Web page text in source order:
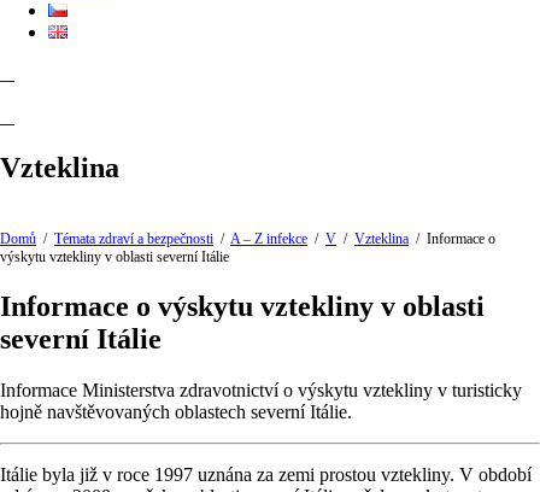
Vzteklina
Domů / Témata zdraví a bezpečnosti / A – Z infekce / V / Vzteklina / Informace o
výskytu vztekliny v oblasti severní Itálie
Informace o výskytu vztekliny v oblasti
severní Itálie
Informace Ministerstva zdravotnictví o výskytu vztekliny v turisticky
hojně navštěvovaných oblastech severní Itálie.
Itálie byla již v roce 1997 uznána za zemi prostou vztekliny. V období